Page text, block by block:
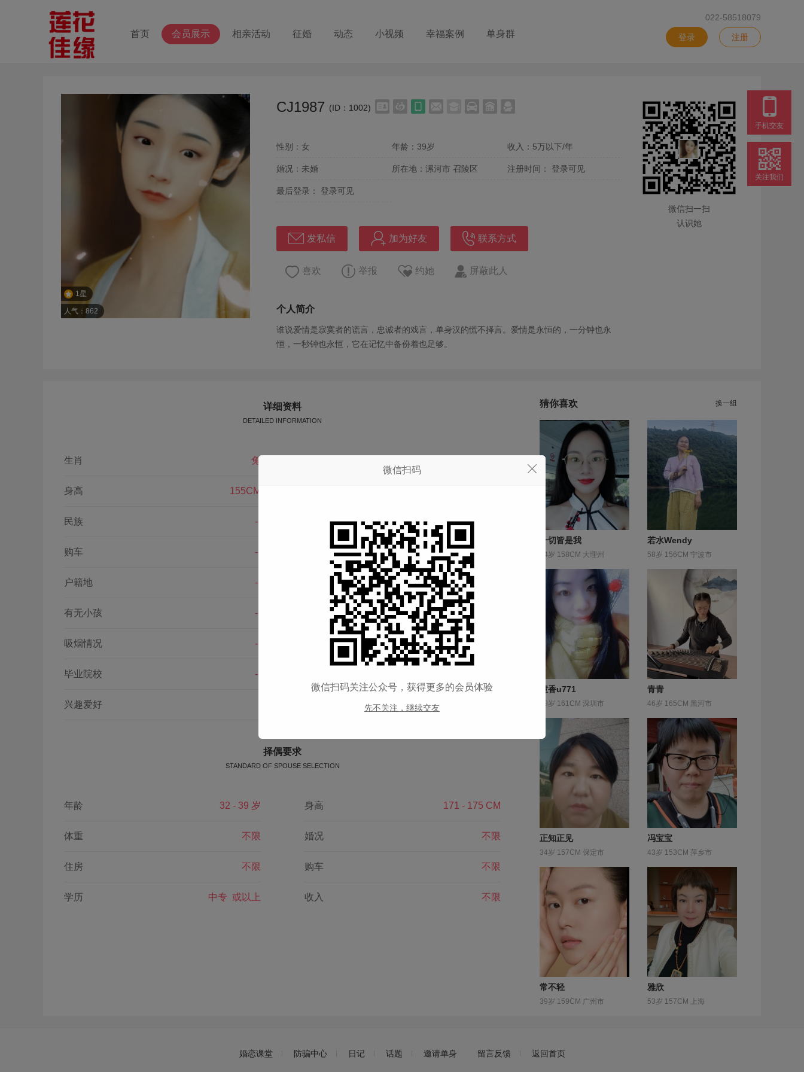
首页 会员展示 相亲活动 征婚 动态 小视频 幸福案例 单身群
022-58518079
登录 注册
1星
人气：862
微信扫一扫
认识她
CJ1987 (ID：1002)
性别：女 年龄：39岁 收入：5万以下/年
婚况：未婚 所在地：漯河市 召陵区 注册时间：登录可见
最后登录： 登录可见
发私信 加为好友 联系方式
喜欢 举报 约她 屏蔽此人
个人简介
谁说爱情是寂寞者的谎言，忠诚者的戏言，单身汉的慌不择言。爱情是永恒的，一分钟也永
恒，一秒钟也永恒，它在记忆中备份着也足够。
详细资料
DETAILED INFORMATION
生肖 兔
身高 155CM
民族 --
购车 --
户籍地 -- 交友类型 修行交友
有无小孩 -- 宗教信仰 大乘佛教
吸烟情况 -- 喝酒情况
毕业院校 --
兴趣爱好
择偶要求
STANDARD OF SPOUSE SELECTION
年龄 32 - 39 岁 身高 171 - 175 CM
体重 不限 婚况 不限
住房 不限 购车 不限
学历 中专 或以上 收入 不限
猜你喜欢 换一组
一切皆是我
34岁 158CM 大理州
若水Wendy
58岁 156CM 宁波市
慧香u771
29岁 161CM 深圳市
青青
46岁 165CM 黑河市
正知正见
34岁 157CM 保定市
冯宝宝
43岁 153CM 萍乡市
常不轻
39岁 159CM 广州市
雅欣
53岁 157CM 上海
婚恋课堂 防骗中心 日记 话题 邀请单身 留言反馈 返回首页
手机交友
关注我们
微信扫码
微信扫码关注公众号，获得更多的会员体验
先不关注，继续交友